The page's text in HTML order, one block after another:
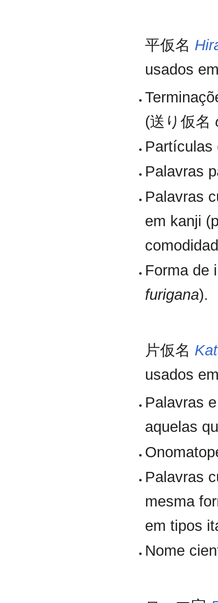
平仮名
usados
(送り仮名
Palavras
Palavras
em kanji
Forma de
furigana).
片仮名
usados
Palavras
aquelas
Palavras
mesma
em tipos
Nome